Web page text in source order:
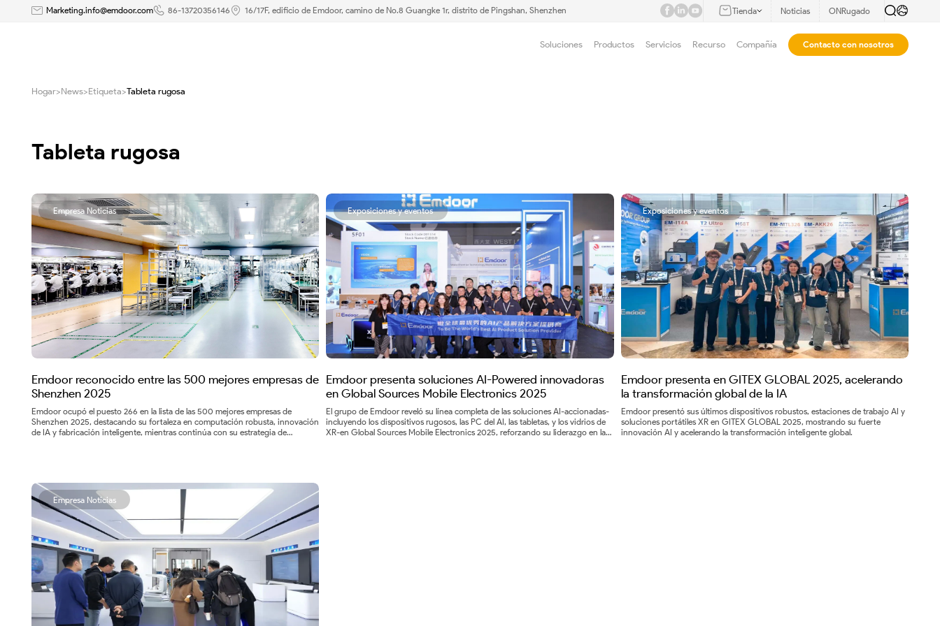
Análisis
aplicación
tecnología
IOT
computadora
móvil
resistente
Emdoor-
Emdoor-
resistente
Panel
PC
Marketing.info@emdoor.com 86-13720356146 16/17F, edificio de Emdoor, camino de No.8 Guangke 1r, distrito de Pingshan, Shenzhen Tienda Noticias ONRugado
Soluciones Productos Servicios Recurso Compañía Contacto con nosotros
Hogar>News>Etiqueta>Tableta rugosa
Tableta rugosa
Empresa Noticias
Emdoor reconocido entre las 500 mejores empresas de
Shenzhen 2025
Emdoor ocupó el puesto 266 en la lista de las 500 mejores empresas de
Shenzhen 2025, destacando su fortaleza en computación robusta, innovación
de IA y fabricación inteligente, mientras continúa con su estrategia de
Exposiciones y eventos
Emdoor presenta soluciones AI-Powered innovadoras
en Global Sources Mobile Electronics 2025
El grupo de Emdoor reveló su línea completa de las soluciones AI-accionadas-
incluyendo los dispositivos rugosos, las PC del AI, las tabletas, y los vidrios de
XR-en Global Sources Mobile Electronics 2025, reforzando su liderazgo en la
Exposiciones y eventos
Emdoor presenta en GITEX GLOBAL 2025, acelerando
la transformación global de la IA
Emdoor presentó sus últimos dispositivos robustos, estaciones de trabajo AI y
soluciones portátiles XR en GITEX GLOBAL 2025, mostrando su fuerte
innovación AI y acelerando la transformación inteligente global.
Empresa Noticias